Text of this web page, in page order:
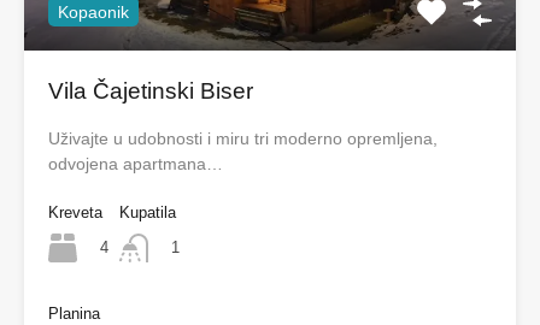
Kopaonik
Vila Čajetinski Biser
Uživajte u udobnosti i miru tri moderno opremljena,
odvojena apartmana…
Kreveta
4
Kupatila
1
Planina